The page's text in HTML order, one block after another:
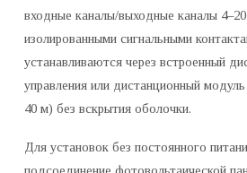
входные каналы/выходные каналы
изолированными сигнальными
устанавливаются через встроенный
управления или дистанционный
40 м) без вскрытия оболочки.
Для установок без постоянного
подсоединение фотовольтаической